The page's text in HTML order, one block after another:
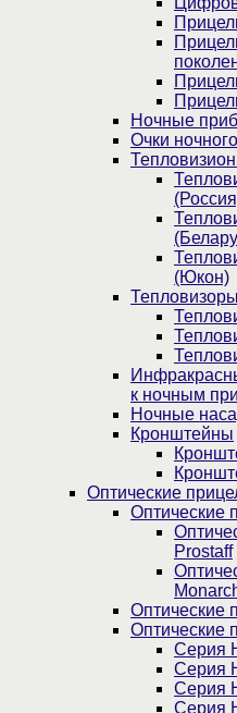
Ночные
Очки
(Юкон)
Тепловизоры
к ночным
Ночные
Кронштейны
Оптические
Оптические
Prostaff
Оптические
Оптические
Cерия
Серия
Серия
Серия